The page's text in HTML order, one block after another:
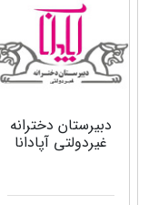
دبیرستان دخترانه
غیردولتی آپادانا